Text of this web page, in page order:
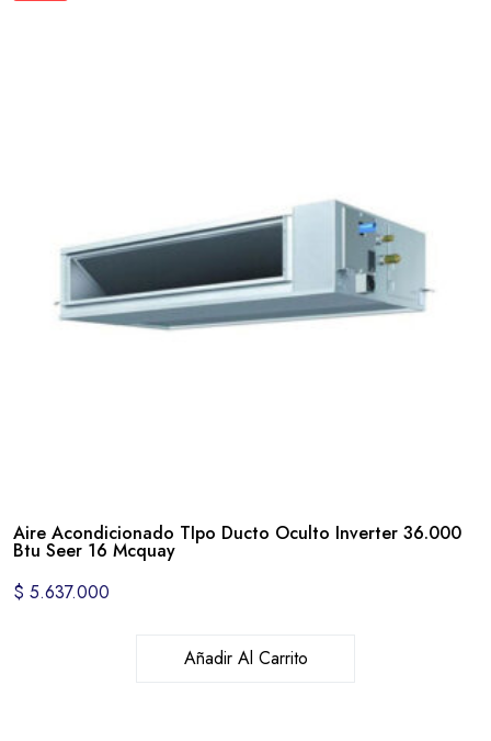
Aire Acondicionado TIpo Ducto Oculto Inverter 36.000
Btu Seer 16 Mcquay
$ 5.637.000
Añadir Al Carrito